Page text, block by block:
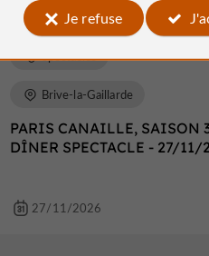
PARIS CANAILLE, SAISON
DÎNER SPECTACLE - 27/11/
Spectacles
Brive-la-Gaillarde
27/11/2026
Je refuse